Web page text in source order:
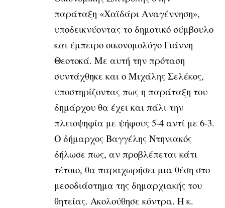
παράταξη «Χαϊδάρι Αναγέννηση»,
υποδεικνύοντας το δημοτικό σύμβουλο
και έμπειρο οικονομολόγο Γιάννη
Θεοτοκά. Με αυτή την πρόταση
συντάχθηκε και ο Μιχάλης Σελέκος,
υποστηρίζοντας πως η παράταξη του
δημάρχου θα έχει και πάλι την
πλειοψηφία με ψήφους 5-4 αντί με 6-3.
Ο δήμαρχος Βαγγέλης Ντηνιακός
δήλωσε πως, αν προβλέπεται κάτι
τέτοιο, θα παραχωρήσει μια θέση στο
μεσοδιάστημα της δημαρχιακής του
θητείας. Ακολούθησε κόντρα. Η κ.